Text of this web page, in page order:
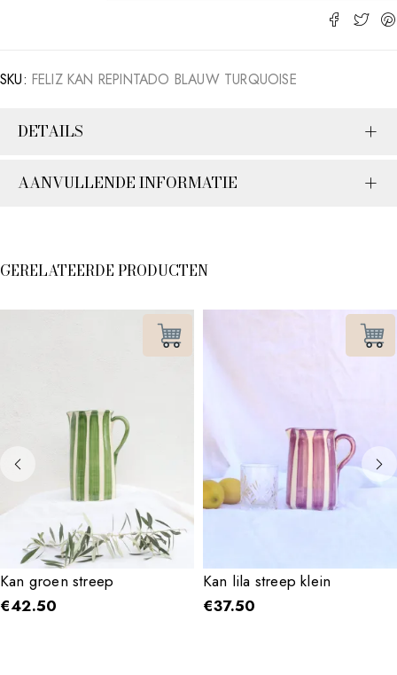
SKU: FELIZ KAN REPINTADO BLAUW TURQUOISE
DETAILS
AANVULLENDE INFORMATIE
GERELATEERDE PRODUCTEN
Kan groen streep
€42.50
Kan lila streep klein
€37.50